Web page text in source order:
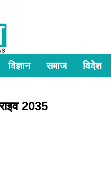
विज्ञान समाज विदेश
2035